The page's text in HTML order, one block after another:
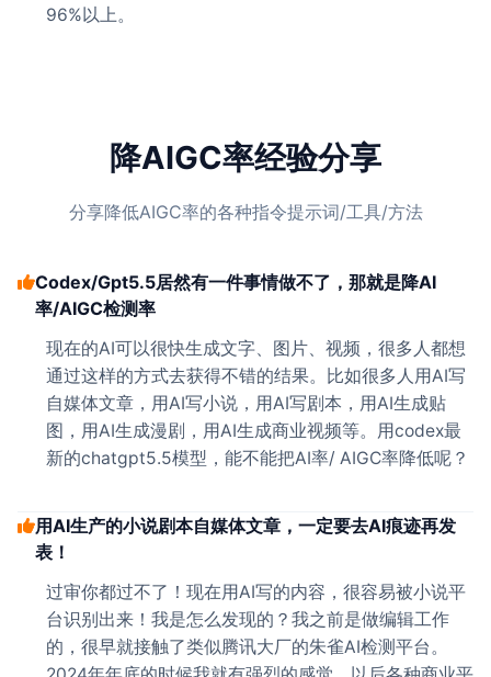
96%以上。
降AIGC率经验分享
分享降低AIGC率的各种指令提示词/工具/方法
Codex/Gpt5.5居然有一件事情做不了，那就是降AI
率/AIGC检测率
现在的AI可以很快生成文字、图片、视频，很多人都想
通过这样的方式去获得不错的结果。比如很多人用AI写
自媒体文章，用AI写小说，用AI写剧本，用AI生成贴
图，用AI生成漫剧，用AI生成商业视频等。用codex最
新的chatgpt5.5模型，能不能把AI率/ AIGC率降低呢？
用AI生产的小说剧本自媒体文章，一定要去AI痕迹再发
表！
过审你都过不了！现在用AI写的内容，很容易被小说平
台识别出来！我是怎么发现的？我之前是做编辑工作
的，很早就接触了类似腾讯大厂的朱雀AI检测平台。